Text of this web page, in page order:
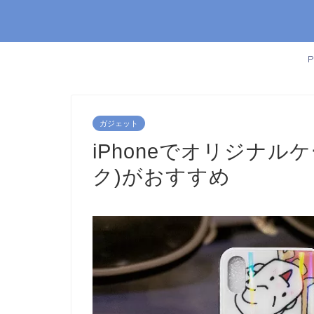
ガジェット
iPhoneでオリジナル
ク)がおすすめ